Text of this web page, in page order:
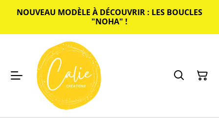
NOUVEAU MODÈLE À DÉCOUVRIR : LES BOUCLES
"NOHA" !